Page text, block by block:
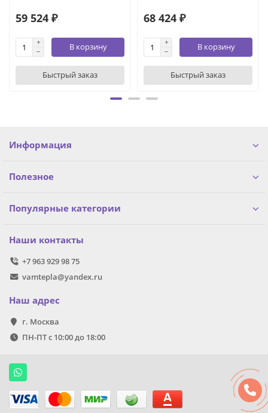
59 524 ₽
В корзину
Быстрый заказ
68 424 ₽
В корзину
Быстрый заказ
Информация
Полезное
Популярные категории
Наши контакты
+7 963 929 98 75
vamtepla@yandex.ru
Наш адрес
г. Москва
ПН-ПТ с 10:00 до 18:00